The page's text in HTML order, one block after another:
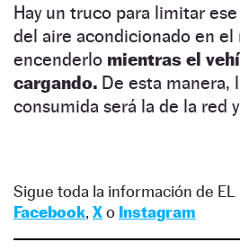
Hay un truco para limitar
del aire acondicionado en el
encenderlo mientras el
cargando. De esta manera,
consumida será la de la red
Sigue toda la información de EL
Facebook, Xo Instagram